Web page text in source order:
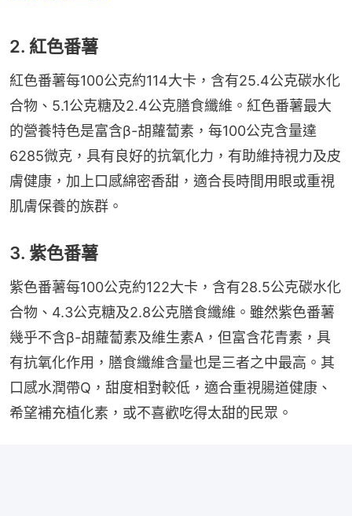
2. 紅色番薯
紅色番薯每100公克約114大卡，含有25.4公克碳水化
合物、5.1公克糖及2.4公克膳食纖維。紅色番薯最大
的營養特色是富含β-胡蘿蔔素，每100公克含量達
6285微克，具有良好的抗氧化力，有助維持視力及皮
膚健康，加上口感綿密香甜，適合長時間用眼或重視
肌膚保養的族群。
3. 紫色番薯
紫色番薯每100公克約122大卡，含有28.5公克碳水化
合物、4.3公克糖及2.8公克膳食纖維。雖然紫色番薯
幾乎不含β-胡蘿蔔素及維生素A，但富含花青素，具
有抗氧化作用，膳食纖維含量也是三者之中最高。其
口感水潤帶Q，甜度相對較低，適合重視腸道健康、
希望補充植化素，或不喜歡吃得太甜的民眾。